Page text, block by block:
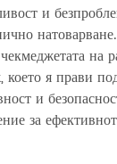
и
на
я прави
и
за